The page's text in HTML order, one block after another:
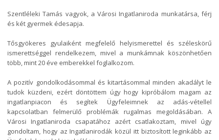
Szentléleki Tamás vagyok, a Városi Ingatlaniroda munkatársa, férj
és két gyermek édesapja.
Tősgyökeres gyulaiként megfelelő helyismerettel és széleskörű
ismerettséggel rendelkezem, mivel a munkámnak köszönhetően
több, mint 20 éve emberekkel foglalkozom.
A pozitív gondolkodásommal és kitartásommal minden akadályt le
tudok küzdeni, ezért döntöttem úgy hogy kipróbálom magam az
ingatlanpiacon és segítek Ügyfeleimnek az adás-vétellel
kapcsolatban felmerülő problémák rugalmas megoldásában. A
Városi Ingatlaniroda csapatához azért csatlakoztam, mivel úgy
gondoltam, hogy az Ingatlanirodák közül itt biztosított leginkább az